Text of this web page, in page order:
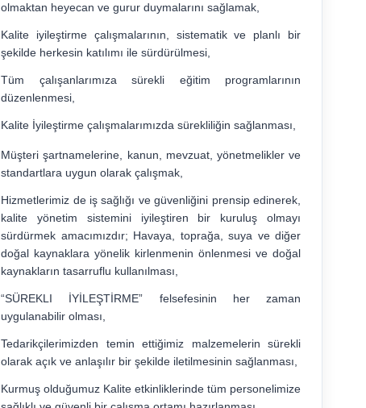
olmaktan heyecan ve gurur duymalarını sağlamak,
Kalite iyileştirme çalışmalarının, sistematik ve planlı bir
şekilde herkesin katılımı ile sürdürülmesi,
Tüm çalışanlarımıza sürekli eğitim programlarının
düzenlenmesi,
Kalite İyileştirme çalışmalarımızda sürekliliğin sağlanması,
Müşteri şartnamelerine, kanun, mevzuat, yönetmelikler ve
standartlara uygun olarak çalışmak,
Hizmetlerimiz de iş sağlığı ve güvenliğini prensip edinerek,
kalite yönetim sistemini iyileştiren bir kuruluş olmayı
sürdürmek amacımızdır; Havaya, toprağa, suya ve diğer
doğal kaynaklara yönelik kirlenmenin önlenmesi ve doğal
kaynakların tasarruflu kullanılması,
“SÜREKLI İYİLEŞTİRME” felsefesinin her zaman
uygulanabilir olması,
Tedarikçilerimizden temin ettiğimiz malzemelerin sürekli
olarak açık ve anlaşılır bir şekilde iletilmesinin sağlanması,
Kurmuş olduğumuz Kalite etkinliklerinde tüm personelimize